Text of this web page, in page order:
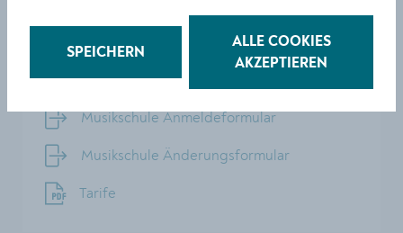
Download
Musikschule Anmeldeformular
Musikschule Änderungsformular
Tarife
SPEICHERN
ALLE COOKIES
AKZEPTIEREN